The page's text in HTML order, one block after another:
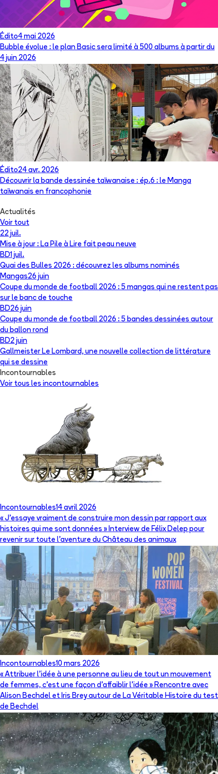
Édito4 mai 2026
Bubble évolue : le plan Basic sera limité à 500 albums à partir du
4 juin 2026
Édito24 avr. 2026
Découvrir la bande dessinée taïwanaise : ép.6 : le Manga
taïwanais en francophonie
Actualités
Voir tout
22 juil.
Mise à jour : La Pile à Lire fait peau neuve
BD1 juil.
Quai des Bulles 2026 : découvrez les albums nominés
Mangas26 juin
Coupe du monde de football 2026 : 5 mangas qui ne restent pas
sur le banc de touche
BD26 juin
Coupe du monde de football 2026 : 5 bandes dessinées autour
du ballon rond
BD2 juin
Gallmeister Le Lombard, une nouvelle collection de littérature
qui se dessine
Incontournables
Voir tous les incontournables
Incontournables14 avril 2026
« J’essaye vraiment de construire mon dessin par rapport aux
histoires qui me sont données » Interview de Félix Delep pour
revenir sur toute l’aventure du Château des animaux
Incontournables10 mars 2026
« Attribuer l’idée à une personne au lieu de tout un mouvement
de femmes, c’est une façon d’affaiblir l’idée » Rencontre avec
Alison Bechdel et Iris Brey autour de La Véritable Histoire du test
de Bechdel